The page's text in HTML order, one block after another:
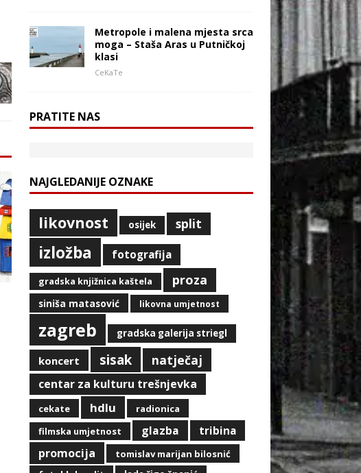
Metropole i malena mjesta srca
moga – Staša Aras u Putničkoj
klasi
CeKaTe
PRATITE NAS
NAJGLEDANIJE OZNAKE
likovnost osijek split
izložba fotografija
gradska knjižnica kaštela proza
siniša matasović likovna umjetnost
zagreb gradska galerija striegl
koncert sisak natječaj
centar za kulturu trešnjevka
cekate hdlu
radionica
filmska umjetnost
glazba tribina
promocija
tomislav marijan bilosnić